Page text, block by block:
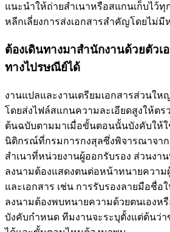
แนะนำให้ถ่ายสำเนาหรือสแกนเก็บไว้
หลีกเลี่ยงการส่งเอกสารสำคัญโดยไม่
ต้องเดินทางมาสำนักงานด้วยตัวเ
ทางไปรษณีย์ได้
งานแปลและงานเตรียมเอกสารส่วนให
โดยส่งไฟล์สแกนความละเอียดสูงให้ตร
ต้นฉบับตามมาเมื่อขั้นตอนนั้นบังคับให้ใ
นิติกรณ์ที่กรมการกงสุลซึ่งพิจารณาจา
สำเนาที่หน่วยงานผู้ออกรับรอง ส่วนง
ลงนามต้องแสดงตนต่อหน้าทนายความ
และเอกสาร เช่น การรับรองลายมือชื่
ลงนามต้องพบทนายความด้วยตนเองห
บังคับกำหนด ทีมงานจะระบุตั้งแต่ต้นว่